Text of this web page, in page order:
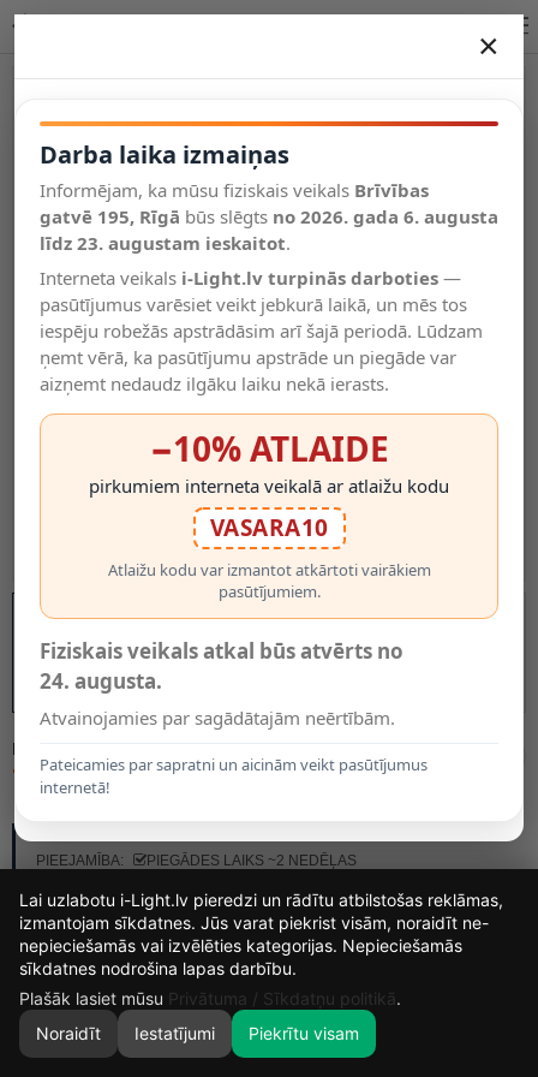
Salīdzināt
Vēlmju
saraksts
Valodas
0
MODELIS:
71.95€
PIEEJAMĪBA:
PIEGĀDES LAIKS ~2 NEDĒĻAS
×
Darba laika izmaiņas
Informējam, ka mūsu fiziskais veikals Brīvības
gatvē 195, Rīgā būs slēgts no 2026. gada 6. augusta
līdz 23. augustam ieskaitot.
Interneta veikals i-Light.lv turpinās darboties —
pasūtījumus varēsiet veikt jebkurā laikā, un mēs tos
iespēju robežās apstrādāsim arī šajā periodā. Lūdzam
ņemt vērā, ka pasūtījumu apstrāde un piegāde var
aizņemt nedaudz ilgāku laiku nekā ierasts.
−10% ATLAIDE
pirkumiem interneta veikalā ar atlaižu kodu
VASARA10
Atlaižu kodu var izmantot atkārtoti vairākiem
pasūtījumiem.
Fiziskais veikals atkal būs atvērts no
24. augusta.
Atvainojamies par sagādātajām neērtībām.
Pateicamies par sapratni un aicinām veikt pasūtījumus
internetā!
13
DIENAS
9
STUNDAS
23
MIN.
53
Lai uzlabotu i-Light.lv pieredzi un rādītu atbilstošas reklāmas,
izmantojam sīkdatnes. Jūs varat piekrist visām, noraidīt ne-
nepieciešamās vai izvēlēties kategorijas. Nepieciešamās
sīkdatnes nodrošina lapas darbību.
Plašāk lasiet mūsu Privātuma / Sīkdatņu politikā.
Noraidīt
Iestatījumi Piekrītu visam